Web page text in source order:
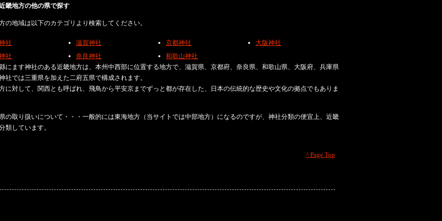
畿地方の他の県で探す
の地域は以下のカテゴリより検索してください。
社 滋賀神社 京都神社
大阪神社
社
奈良神社
和歌山神社
にます神社のある近畿地方は、本州中西部に位置する地方で、滋賀県、京都府、奈良県、和歌山県、大阪府、兵庫県
社では三重県を加えた二府五県で構成されます。
に対して、関西とも呼ばれ、飛鳥から平安京までずっと都が存在した、日本の伝統的な歴史や文化の拠点でもありま
の取り扱いについて・・・一般的には東海地方（当サイトでは中部地方）になるのですが、神社分類の便宜上、近畿
類しています。
^ Page Top